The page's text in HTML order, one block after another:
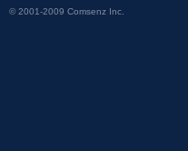
© 2001-2009 Comsenz Inc.